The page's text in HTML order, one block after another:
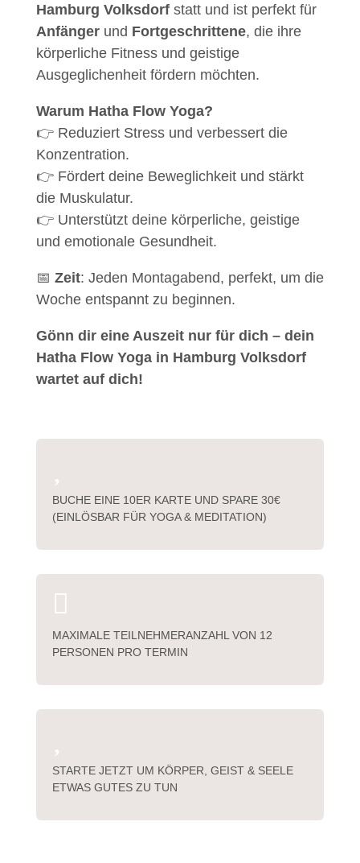
Hamburg Volksdorfstatt und ist perfekt für
Anfängerund Fortgeschrittene, die ihre
körperliche Fitness und geistige
Ausgeglichenheit fördern möchten.
Warum Hatha Flow Yoga?
👉 Reduziert Stress und verbessert die
Konzentration.
👉 Fördert deine Beweglichkeit und stärkt
die Muskulatur.
👉 Unterstützt deine körperliche, geistige
und emotionale Gesundheit.
📅 Zeit: Jeden Montagabend, perfekt, um die
Woche entspannt zu beginnen.
Gönn dir eine Auszeit nur für dich – dein
Hatha Flow Yoga in Hamburg Volksdorf
wartet auf dich!
BUCHE EINE 10ER KARTE UND SPARE 30€
(EINLÖSBAR FÜR YOGA & MEDITATION)

MAXIMALE TEILNEHMERANZAHL VON 12
PERSONEN PRO TERMIN
STARTE JETZT UM KÖRPER, GEIST & SEELE
ETWAS GUTES ZU TUN